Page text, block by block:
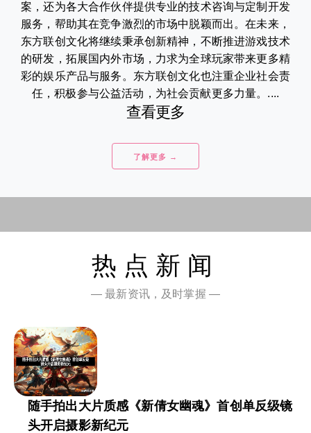
案，还为各大合作伙伴提供专业的技术咨询与定制开发
服务，帮助其在竞争激烈的市场中脱颖而出。在未来，
东方联创文化将继续秉承创新精神，不断推进游戏技术
的研发，拓展国内外市场，力求为全球玩家带来更多精
彩的娱乐产品与服务。东方联创文化也注重企业社会责
任，积极参与公益活动，为社会贡献更多力量。....
查看更多
了解更多 →
热点新闻
— 最新资讯，及时掌握 —
随手拍出大片质感《新倩女幽魂》首创单反级镜
头开启摄影新纪元